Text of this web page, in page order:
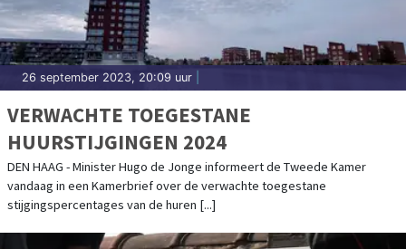
26 september 2023, 20:09 uur
VERWACHTE TOEGESTANE
HUURSTIJGINGEN 2024
DEN HAAG - Minister Hugo de Jonge informeert de Tweede Kamer
vandaag in een Kamerbrief over de verwachte toegestane
stijgingspercentages van de huren [...]